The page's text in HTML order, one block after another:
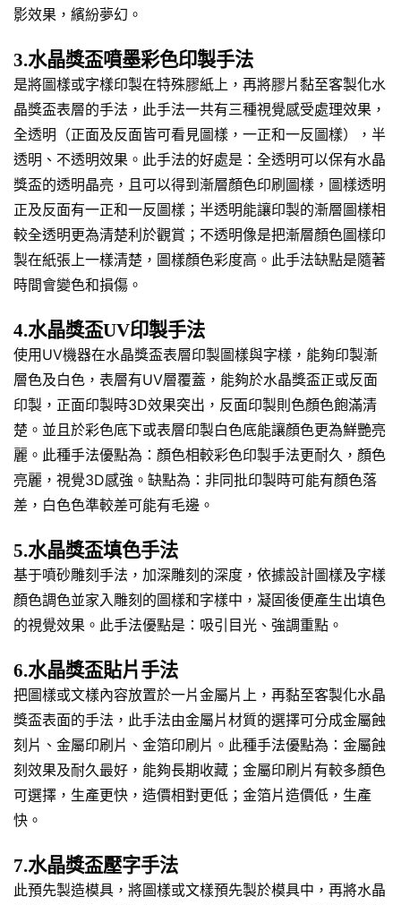
影效果，繽紛夢幻。
3.水晶獎盃噴墨彩色印製手法
是將圖樣或字樣印製在特殊膠紙上，再將膠片黏至客製化水
晶獎盃表層的手法，此手法一共有三種視覺感受處理效果，
全透明（正面及反面皆可看見圖樣，一正和一反圖樣），半
透明、不透明效果。此手法的好處是：全透明可以保有水晶
獎盃的透明晶亮，且可以得到漸層顏色印刷圖樣，圖樣透明
正及反面有一正和一反圖樣；半透明能讓印製的漸層圖樣相
較全透明更為清楚利於觀賞；不透明像是把漸層顏色圖樣印
製在紙張上一樣清楚，圖樣顏色彩度高。此手法缺點是隨著
時間會變色和損傷。
4.水晶獎盃UV印製手法
使用UV機器在水晶獎盃表層印製圖樣與字樣，能夠印製漸
層色及白色，表層有UV層覆蓋，能夠於水晶獎盃正或反面
印製，正面印製時3D效果突出，反面印製則色顏色飽滿清
楚。並且於彩色底下或表層印製白色底能讓顏色更為鮮艷亮
麗。此種手法優點為：顏色相較彩色印製手法更耐久，顏色
亮麗，視覺3D感強。缺點為：非同批印製時可能有顏色落
差，白色色準較差可能有毛邊。
5.水晶獎盃填色手法
基于噴砂雕刻手法，加深雕刻的深度，依據設計圖樣及字樣
顏色調色並家入雕刻的圖樣和字樣中，凝固後便產生出填色
的視覺效果。此手法優點是：吸引目光、強調重點。
6.水晶獎盃貼片手法
把圖樣或文樣內容放置於一片金屬片上，再黏至客製化水晶
獎盃表面的手法，此手法由金屬片材質的選擇可分成金屬蝕
刻片、金屬印刷片、金箔印刷片。此種手法優點為：金屬蝕
刻效果及耐久最好，能夠長期收藏；金屬印刷片有較多顏色
可選擇，生產更快，造價相對更低；金箔片造價低，生產
快。
7.水晶獎盃壓字手法
此預先製造模具，將圖樣或文樣預先製於模具中，再將水晶